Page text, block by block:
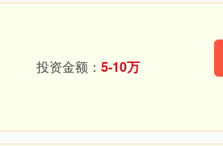
投资金额： 5-10万